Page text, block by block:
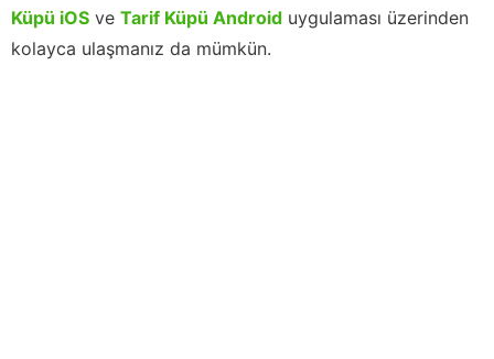
Küpü iOS ve Tarif Küpü Android uygulaması üzerinden
kolayca ulaşmanız da mümkün.